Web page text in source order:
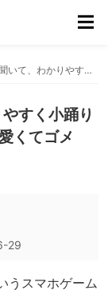
ピザを食べられると聞いて、わかりやすく小踊りするRABBIT小隊。なんかもう、可愛くてゴメン。
すく小踊り
くてゴメ
29
うスマホゲーム